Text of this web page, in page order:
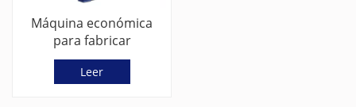
Máquina económica
para fabricar
adoquines/bloques de
hormigón (TPM4000)
Leer